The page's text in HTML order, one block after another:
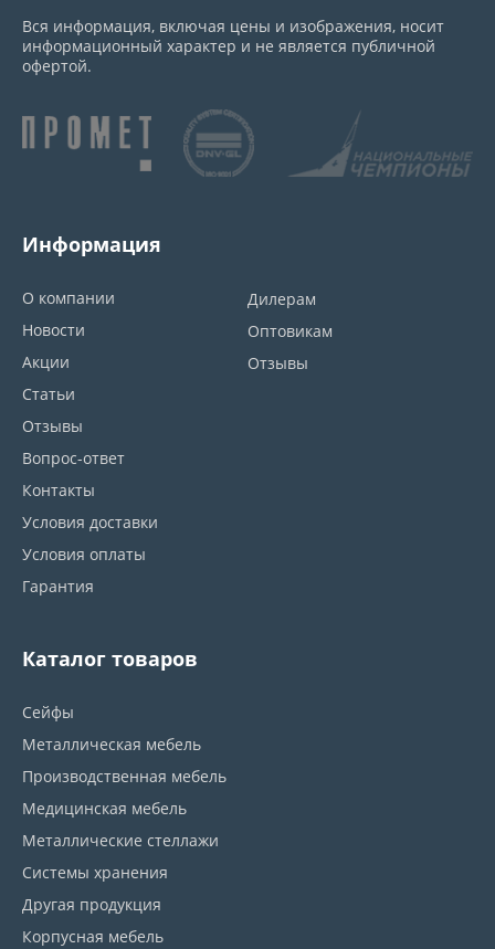
Вся информация, включая цены и изображения, носит
информационный характер и не является публичной
офертой.
Информация
О компании
Новости
Акции
Статьи
Отзывы
Вопрос-ответ
Контакты
Условия доставки
Условия оплаты
Гарантия
Дилерам
Оптовикам
Отзывы
Каталог товаров
Сейфы
Металлическая мебель
Производственная мебель
Медицинская мебель
Металлические стеллажи
Системы хранения
Другая продукция
Корпусная мебель